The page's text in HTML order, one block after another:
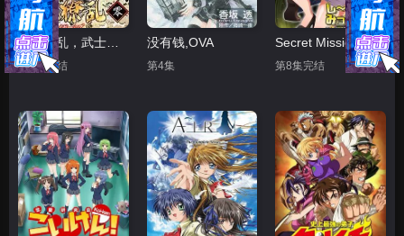
第2集完结
没有钱,OVA
第4集
Secret Mission潜入捜査官绝对不会输
第8集完结